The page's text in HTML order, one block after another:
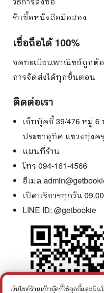
รับซื้อหนังสือมือสอง
เชื่อถือได้ 100%
จดทะเบียนพาณิชย์ถูกต้
การจัดส่งได้ทุกขั้นตอน
ติดต่อเรา
เก็ทบุ๊คกี้ 39/476 หมู่
ประชาอุทิศ แขวงทุ่งค
แผนที่ร้าน
โทร 094-161-4566
อีเมล
เปิดบริการทุกวัน
LINE ID: @getbookie
เว็บไซต์ร้านเก็ทบุ๊คกี้ใช้คุกกี้และมี